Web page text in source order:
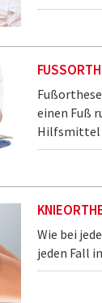
einen Fuß
Hilfsmittel
Wie bei
jeden Fall